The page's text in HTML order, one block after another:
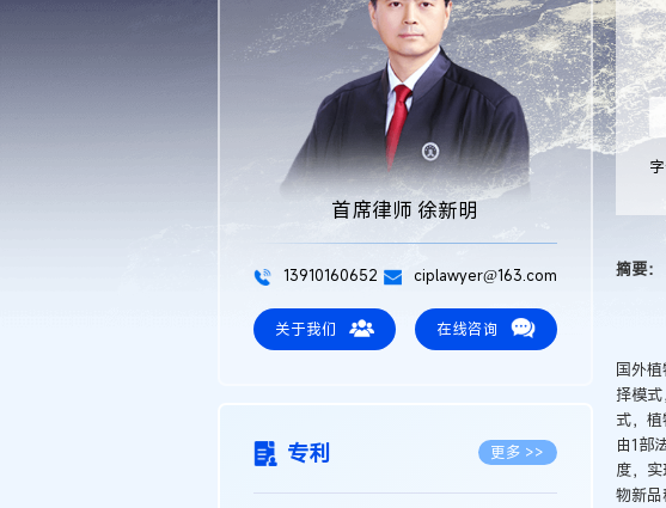
首席律师 徐新明
13910160652 ciplawyer@163.com
关于我们 在线咨询
专利 更多 >>
摘要：
国外
择模
式，
由1部
度，
物新